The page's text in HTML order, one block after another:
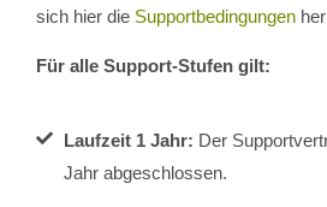
sich hier die Supportbedingungen
Für alle Support-Stufen gilt:
Laufzeit 1 Jahr: Der
Jahr abgeschlossen.